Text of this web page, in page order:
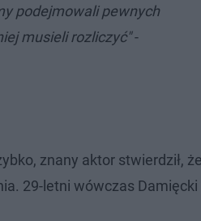
podejmowali pewnych
musieli rozliczyć"-
znany aktor stwierdził,
29-letni wówczas